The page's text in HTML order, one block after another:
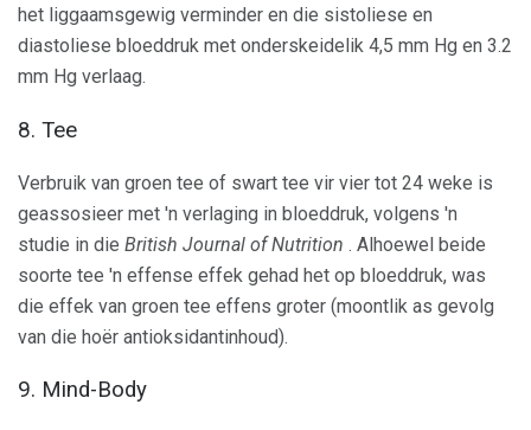
het liggaamsgewig verminder en die sistoliese en
diastoliese bloeddruk met onderskeidelik 4,5 mm Hg en 3.2
mm Hg verlaag.
8. Tee
Verbruik van groen tee of swart tee vir vier tot 24 weke is
geassosieer met 'n verlaging in bloeddruk, volgens 'n
studie in die British Journal of Nutrition . Alhoewel beide
soorte tee 'n effense effek gehad het op bloeddruk, was
die effek van groen tee effens groter (moontlik as gevolg
van die hoër antioksidantinhoud).
9. Mind-Body